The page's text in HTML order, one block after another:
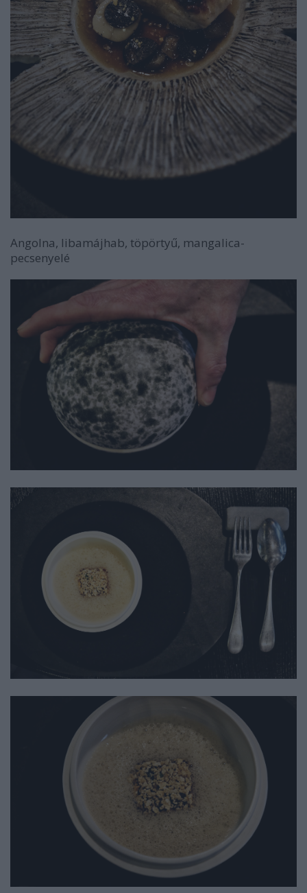
Angolna, libamájhab, töpörtyű, mangalica-
pecsenyelé